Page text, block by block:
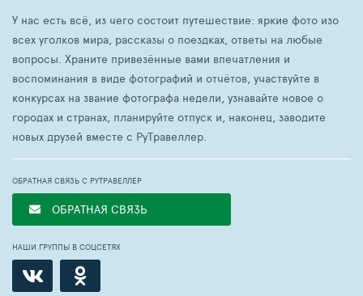
У нас есть всё, из чего состоит путешествие: яркие фото изо
всех уголков мира, рассказы о поездках, ответы на любые
вопросы. Храните привезённые вами впечатления и
воспоминания в виде фотографий и отчётов, участвуйте в
конкурсах на звание фотографа недели, узнавайте новое о
городах и странах, планируйте отпуск и, наконец, заводите
новых друзей вместе с РуТравеллер.
ОБРАТНАЯ СВЯЗЬ С РУТРАВЕЛЛЕР
ОБРАТНАЯ СВЯЗЬ
НАШИ ГРУППЫ В СОЦСЕТЯХ